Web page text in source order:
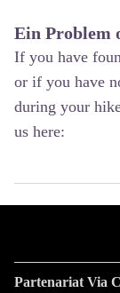
Ein Problem
If you have
or if you have
during your
us here:
Partenariat Via